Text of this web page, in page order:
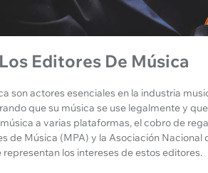
Editores De Música
son actores esenciales en la industria
que su música se use legalmente y
a varias plataformas, el cobro de
de Música (MPA) y la Asociación
los intereses de estos editores.